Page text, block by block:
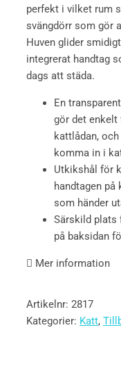
perfekt i vilket rum
svängdörr som gör
Huven glider
integrerat handtag
dags att städa.
En
gör det
kattlådan,
komma in i
Utkikshål för
handtagen
som händer
Särskild plats
på baksidan
Mer information
Artikelnr: 2817
Kategorier: Katt,